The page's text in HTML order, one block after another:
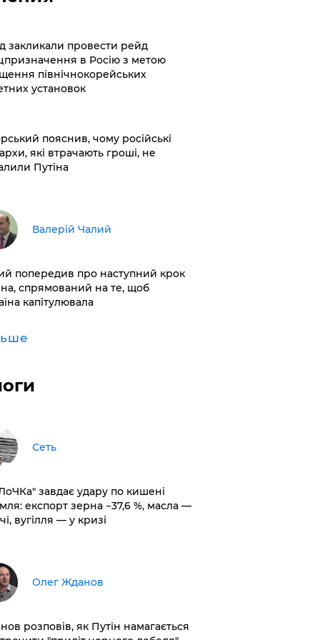
закликали провести рейд
в Росію з метою
північнокорейських
установок
пояснив, чому російські
які втрачають гроші, не
Путіна
Валерій Чалий
попередив про наступний крок
спрямований на те, щоб
капітулювала
Сеть
завдає удару по кишені
експорт зерна −37,6 %, масла —
вугілля — у кризі
Олег Жданов
розповів, як Путін намагається